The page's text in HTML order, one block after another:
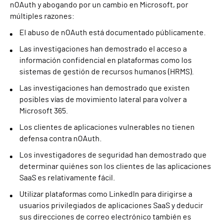
nOAuth y abogando por un cambio en Microsoft, por
múltiples razones:
El abuso de nOAuth está documentado públicamente.
Las investigaciones han demostrado el acceso a
información confidencial en plataformas como los
sistemas de gestión de recursos humanos (HRMS).
Las investigaciones han demostrado que existen
posibles vías de movimiento lateral para volver a
Microsoft 365.
Los clientes de aplicaciones vulnerables no tienen
defensa contra nOAuth.
Los investigadores de seguridad han demostrado que
determinar quiénes son los clientes de las aplicaciones
SaaS es relativamente fácil.
Utilizar plataformas como LinkedIn para dirigirse a
usuarios privilegiados de aplicaciones SaaS y deducir
sus direcciones de correo electrónico también es